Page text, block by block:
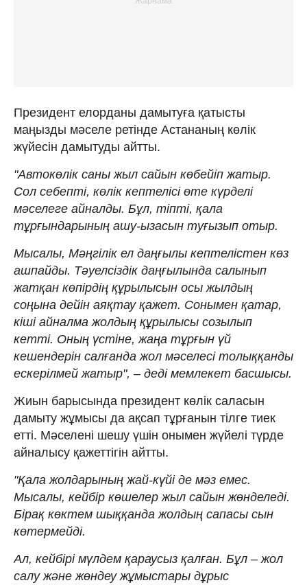
Президент елорданы дамытуға қатысты
маңызды мәселе ретінде Астананың көлік
жүйесін дамытуды айтты.
"Автокөлік саны жыл сайын көбейіп жатыр.
Сол себепті, көлік кептелісі өте күрделі
мәселеге айналды. Бұл, тіпті, қала
тұрғындарының ашу-ызасын туғызып отыр.
Мысалы, Мәңгілік ел даңғылы кептелістен көз
ашпайды. Тәуелсіздік даңғылында салынып
жатқан көпірдің құрылысын осы жылдың
соңына дейін аяқтау қажет. Сонымен қатар,
кіші айналма жолдың құрылысы созылып
кетті. Оның үстіне, жаңа тұрғын үй
кешендерін салғанда жол мәселесі толыққанды
ескерілмей жатыр", – деді мемлекет басшысы.
Жиын барысында президент көлік саласын
дамыту жұмысы да ақсап тұрғанын тілге тиек
етті. Мәселені шешу үшін онымен жүйелі түрде
айналысу қажеттігін айтты.
"Қала жолдарының жай-күйі де мәз емес.
Мысалы, кейбір көшелер жыл сайын жөнделеді.
Бірақ көктем шыққанда жолдың сапасы сын
көтермейді.
Ал, кейбірі мүлдем қараусыз қалған. Бұл – жол
салу және жөндеу жұмыстары дұрыс